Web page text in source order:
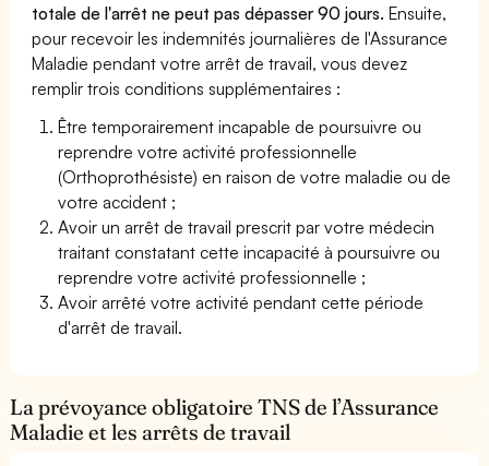
totale de l'arrêt ne peut pas dépasser 90 jours. Ensuite,
pour recevoir les indemnités journalières de l'Assurance
Maladie pendant votre arrêt de travail, vous devez
remplir trois conditions supplémentaires :
Être temporairement incapable de poursuivre ou
reprendre votre activité professionnelle
(Orthoprothésiste) en raison de votre maladie ou de
votre accident ;
Avoir un arrêt de travail prescrit par votre médecin
traitant constatant cette incapacité à poursuivre ou
reprendre votre activité professionnelle ;
Avoir arrêté votre activité pendant cette période
d'arrêt de travail.
La prévoyance obligatoire TNS de l’Assurance
Maladie et les arrêts de travail